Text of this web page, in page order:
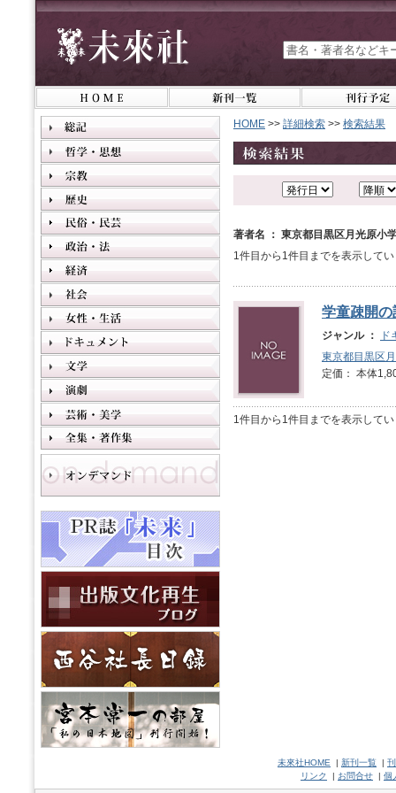
HOME >> 詳細検索 >> 検索結果
著者名 ： 東京都目黒区月光原小
1件目から1件目までを表示して
学童疎開の
ジャンル ：
ド
東京都目黒区
定価： 本体
1件目から1件目までを表示して
未來社HOME | 新刊一覧 |
リンク
| お問合せ | 個